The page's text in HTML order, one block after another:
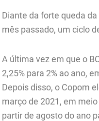
Diante da forte queda
mês passado, um ciclo
A última vez em que o
2,25% para 2% ao ano,
Depois disso, o Copom
março de 2021, em
partir de agosto do ano